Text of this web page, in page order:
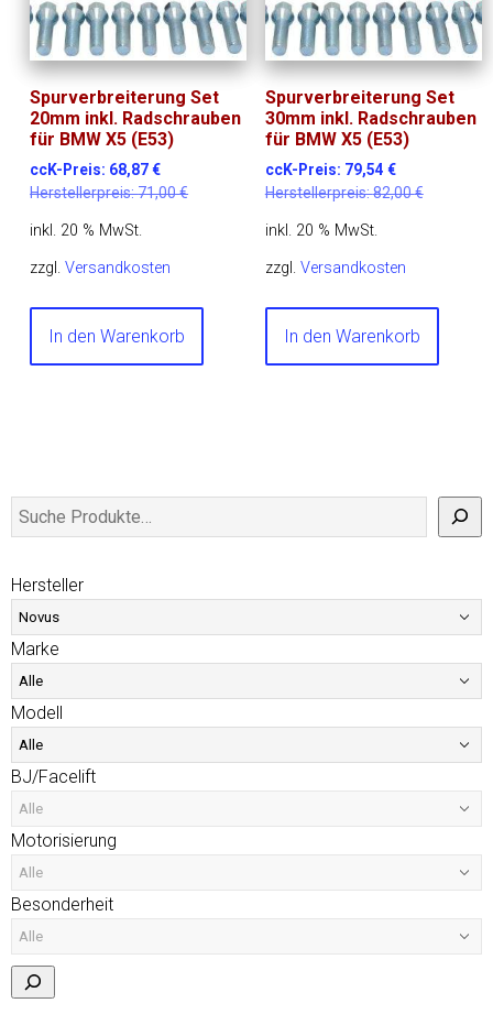
Spurverbreiterung Set
20mm inkl. Radschrauben
für BMW X5 (E53)
ccK-Preis: 68,87€
Herstellerpreis:71,00€
inkl. 20 % MwSt.
zzgl.Versandkosten
In den Warenkorb
Spurverbreiterung Set
30mm inkl. Radschrauben
für BMW X5 (E53)
ccK-Preis: 79,54 €
Herstellerpreis:82,00€
inkl. 20 % MwSt.
zzgl. Versandkosten
In den Warenkorb
Hersteller
Marke
Modell
BJ/Facelift
Motorisierung
Besonderheit